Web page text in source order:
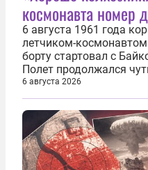
космонавта номер
6 августа 1961 года
летчиком-
борту стартовал с
Полет продолжался
второй человек в
Советского Союза и
зачастую находится
6 августа 2026